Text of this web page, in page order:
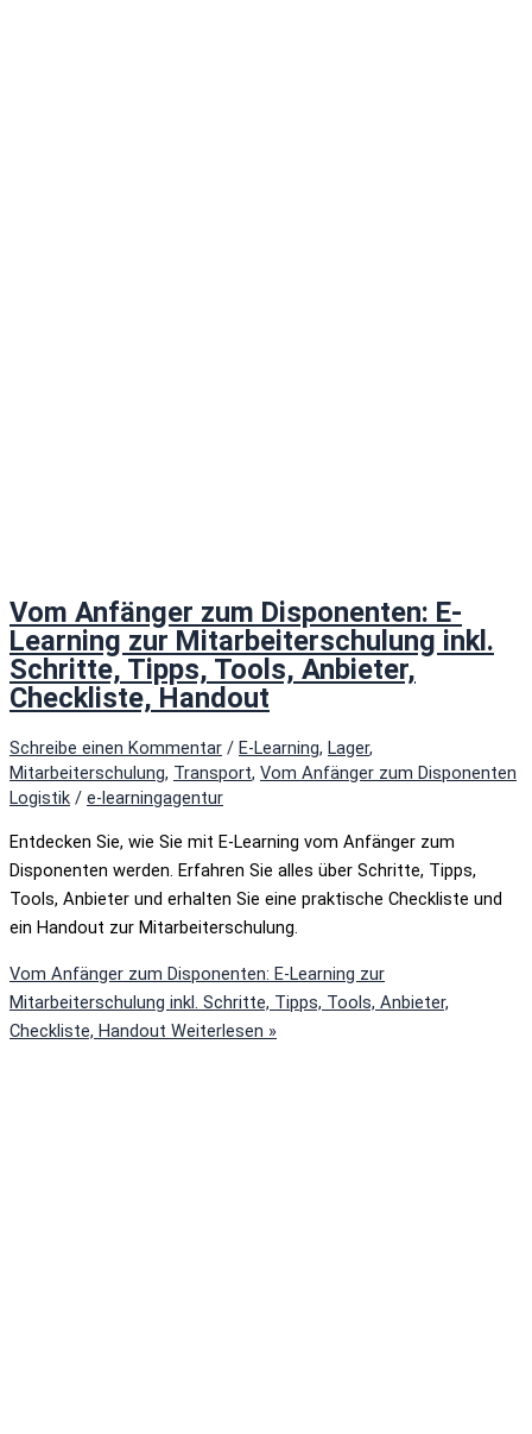
Vom Anfänger zum Disponenten: E-
Learning zur Mitarbeiterschulung inkl.
Schritte, Tipps, Tools, Anbieter,
Checkliste, Handout
Schreibe einen Kommentar / E-Learning, Lager,
Mitarbeiterschulung, Transport, Vom Anfänger zum Disponenten
Logistik / e-learningagentur
Entdecken Sie, wie Sie mit E-Learning vom Anfänger zum
Disponenten werden. Erfahren Sie alles über Schritte, Tipps,
Tools, Anbieter und erhalten Sie eine praktische Checkliste und
ein Handout zur Mitarbeiterschulung.
Vom Anfänger zum Disponenten: E-Learning zur
Mitarbeiterschulung inkl. Schritte, Tipps, Tools, Anbieter,
Checkliste, Handout Weiterlesen »